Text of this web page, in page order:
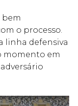
bem
o processo.
linha defensiva
momento em